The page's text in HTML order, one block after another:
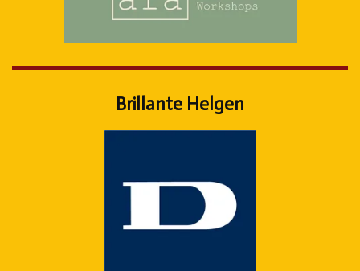
Brillante Helgen